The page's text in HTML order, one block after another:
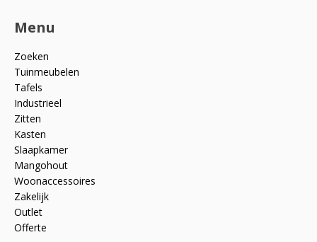
Menu
Zoeken
Tuinmeubelen
Tafels
Industrieel
Zitten
Kasten
Slaapkamer
Mangohout
Woonaccessoires
Zakelijk
Outlet
Offerte